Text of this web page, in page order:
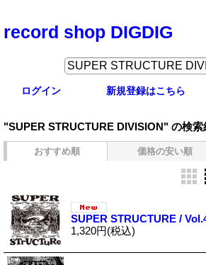
record shop DIGDIG
ログイン 新規登録はこちら
"SUPER STRUCTURE DIVISION" の検索
おすすめ順 価格の安い順
SUPER STRUCTURE /
1,320円(税込)